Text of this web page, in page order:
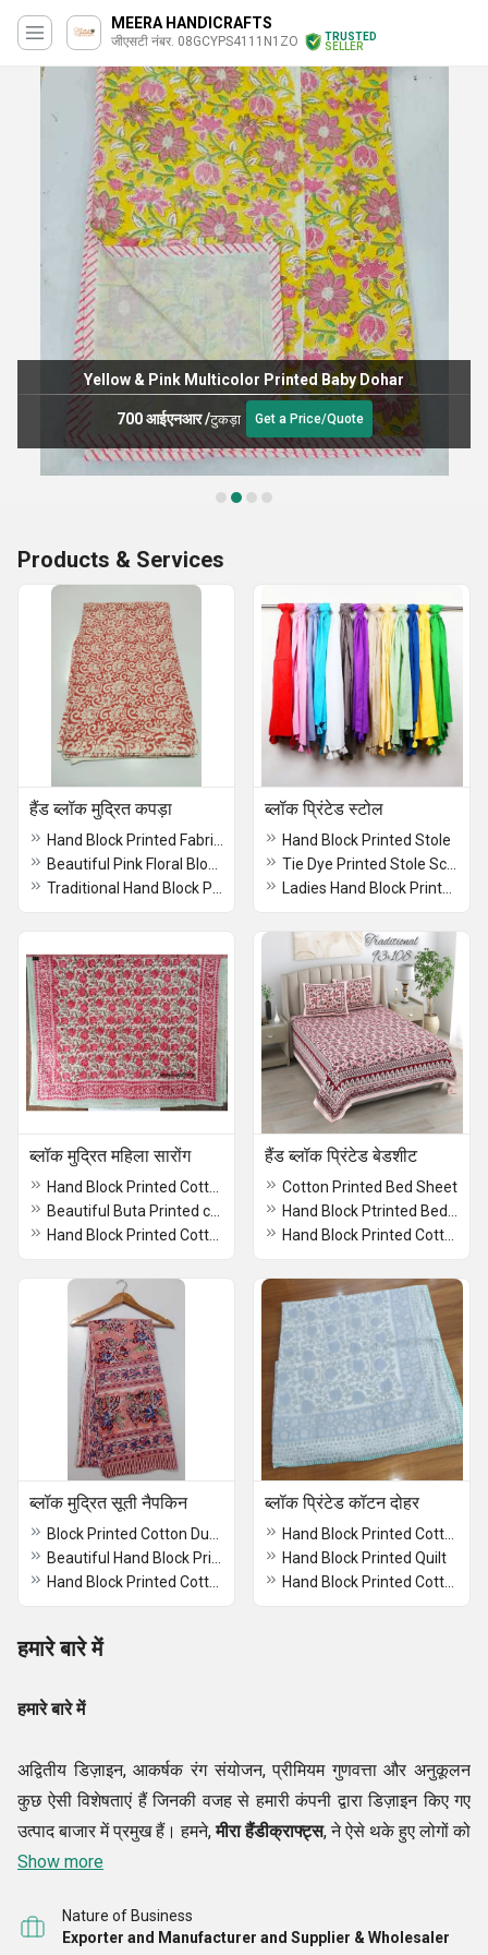
MEERA HANDICRAFTS
जीएसटी नंबर. 08GCYPS4111N1ZO
TRUSTED
SELLER
Yellow & Pink Multicolor Printed Baby Dohar
700 आईएनआर/टुकड़ा Get a Price/Quote
Products & Services
हैंड ब्लॉक मुद्रित कपड़ा ब्लॉक प्रिंटेड स्टोल
Hand Block Printed Stole
ब्लॉक मुद्रित महिला सारोंग हैंड ब्लॉक प्रिंटेड बेडशीट
Cotton Printed Bed Sheet
ब्लॉक मुद्रित सूती नैपकिन ब्लॉक प्रिंटेड कॉटन दोहर
Hand Block Printed Quilt
हमारे बारे में
हमारे बारे में
अद्वितीय डिज़ाइन, आकर्षक रंग संयोजन, प्रीमियम गुणवत्ता और अनुकूलन
कुछ ऐसी विशेषताएं हैं जिनकी वजह से हमारी कंपनी द्वारा डिज़ाइन किए गए
उत्पाद बाजार में प्रमुख हैं। हमने,मीरा हैंडीक्राफ्ट्स, ने ऐसे थके हुए लोगों को
काम पर रखा है, जो विभिन्न वस्तुओं को खूबसूरती से तैयार करते हैं। एक
प्रतिस्पर्धियों को कड़ी टक्कर मिलती है। आज, हम
Show more
Nature of Business
Exporter and Manufacturer and Supplier & Wholesaler